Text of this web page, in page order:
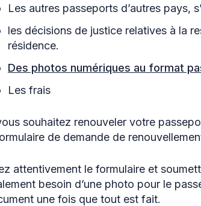
Les autres passeports d’autres pays,
les décisions de justice relatives à la
résidence.
Des photos numériques au format
Les frais
souhaitez renouveler votre
de demande de
attentivement le formulaire et
besoin d’une photo pour le
une fois que tout est fait.